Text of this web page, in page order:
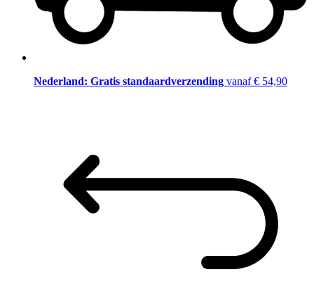
Nederland: Gratis standaardverzending vanaf € 54,90